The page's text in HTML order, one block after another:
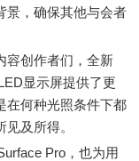
景，确保其他与会者
创作者们，全新
显示屏提供了更
在何种光照条件下都
及所得。
Pro，也为用